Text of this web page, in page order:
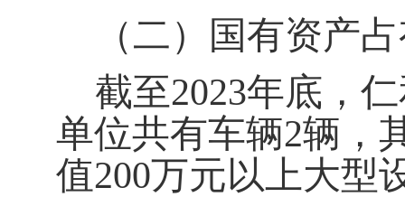
（二）国有资产
截至2023年底，
单位共有车辆2辆，
值200万元以上大型